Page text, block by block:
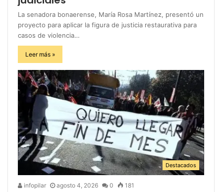
La senadora bonaerense, María Rosa Martínez, presentó un
proyecto para aplicar la figura de justicia restaurativa para
casos de violencia…
Leer más »
Destacados
infopilar agosto 4, 2026 0 181